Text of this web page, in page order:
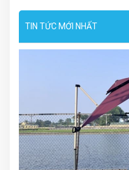
cấp giàn phơi đơn. Vì
hàng có thể lựa chọn
giàn phơi đồ
lượng cao, bạn nên
với nhiều năm kinh
thất và đồ gia dụng.
cấp cho khách hàng
tốt nhất:
TIN TỨC MỚI NHẤT